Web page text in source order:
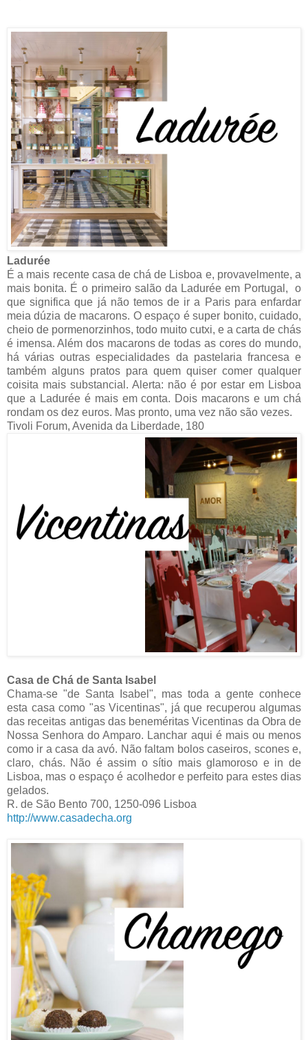
Ladurée
É a mais recente casa de chá de Lisboa e, provavelmente, a
mais bonita. É o primeiro salão da Ladurée em Portugal, o
que significa que já não temos de ir a Paris para enfardar
meia dúzia de macarons. O espaço é super bonito, cuidado,
cheio de pormenorzinhos, todo muito cutxi, e a carta de chás
é imensa. Além dos macarons de todas as cores do mundo,
há várias outras especialidades da pastelaria francesa e
também alguns pratos para quem quiser comer qualquer
coisita mais substancial. Alerta: não é por estar em Lisboa
que a Ladurée é mais em conta. Dois macarons e um chá
rondam os dez euros. Mas pronto, uma vez não são vezes.
Tivoli Forum, Avenida da Liberdade, 180
Casa de Chá de Santa Isabel
Chama-se "de Santa Isabel", mas toda a gente conhece
esta casa como "as Vicentinas", já que recuperou algumas
das receitas antigas das beneméritas Vicentinas da Obra de
Nossa Senhora do Amparo. Lanchar aqui é mais ou menos
como ir a casa da avó. Não faltam bolos caseiros, scones e,
claro, chás. Não é assim o sítio mais glamoroso e in de
Lisboa, mas o espaço é acolhedor e perfeito para estes dias
gelados.
R. de São Bento 700, 1250-096 Lisboa
http://www.casadecha.org